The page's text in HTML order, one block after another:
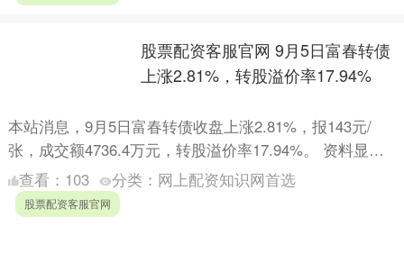
股票配资客服官网 9月5日富春转债
上涨2.81%，转股溢价率17.94%
本站消息，9月5日富春转债收盘上涨2.81%，报143元/
张，成交额4736.4万元，转股溢价率17.94%。 资料显
示，富春转债信用级别为“AA-”，债券期限....
查看： 103 分类： 网上配资知识网首选
股票配资客服官网